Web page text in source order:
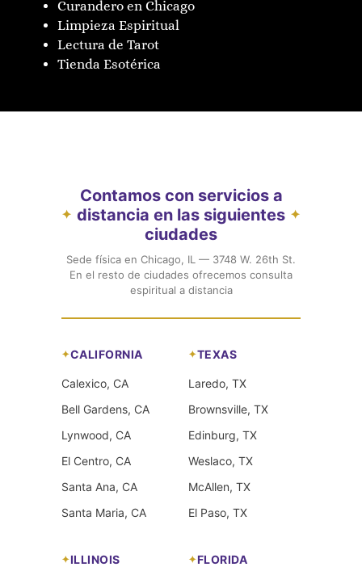
Curandero en Chicago
Limpieza Espiritual
Lectura de Tarot
Tienda Esotérica
✦
Contamos con servicios a
distancia en las siguientes
ciudades
✦
Sede física en Chicago, IL — 3748 W. 26th St.
En el resto de ciudades ofrecemos consulta
espiritual a distancia
CALIFORNIA
Calexico, CA
Bell Gardens, CA
Lynwood, CA
El Centro, CA
Santa Ana, CA
Santa Maria, CA
TEXAS
Laredo, TX
Brownsville, TX
Edinburg, TX
Weslaco, TX
McAllen, TX
El Paso, TX
ILLINOIS FLORIDA